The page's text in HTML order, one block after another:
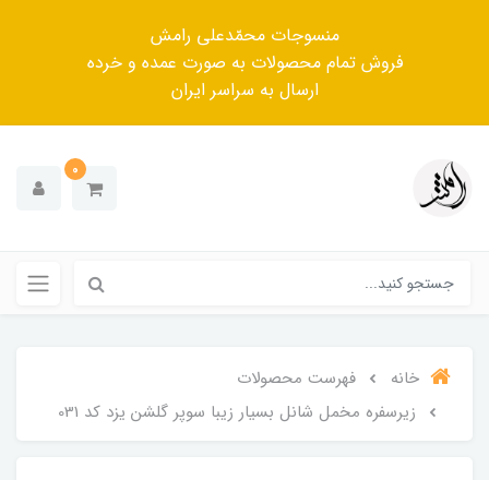
منسوجات محمّدعلی رامش
فروش تمام محصولات به صورت عمده و خرده
ارسال به سراسر ایران
0
خانه
فهرست محصولات
زیرسفره مخمل شانل بسیار زیبا سوپر گلشن یزد کد 031